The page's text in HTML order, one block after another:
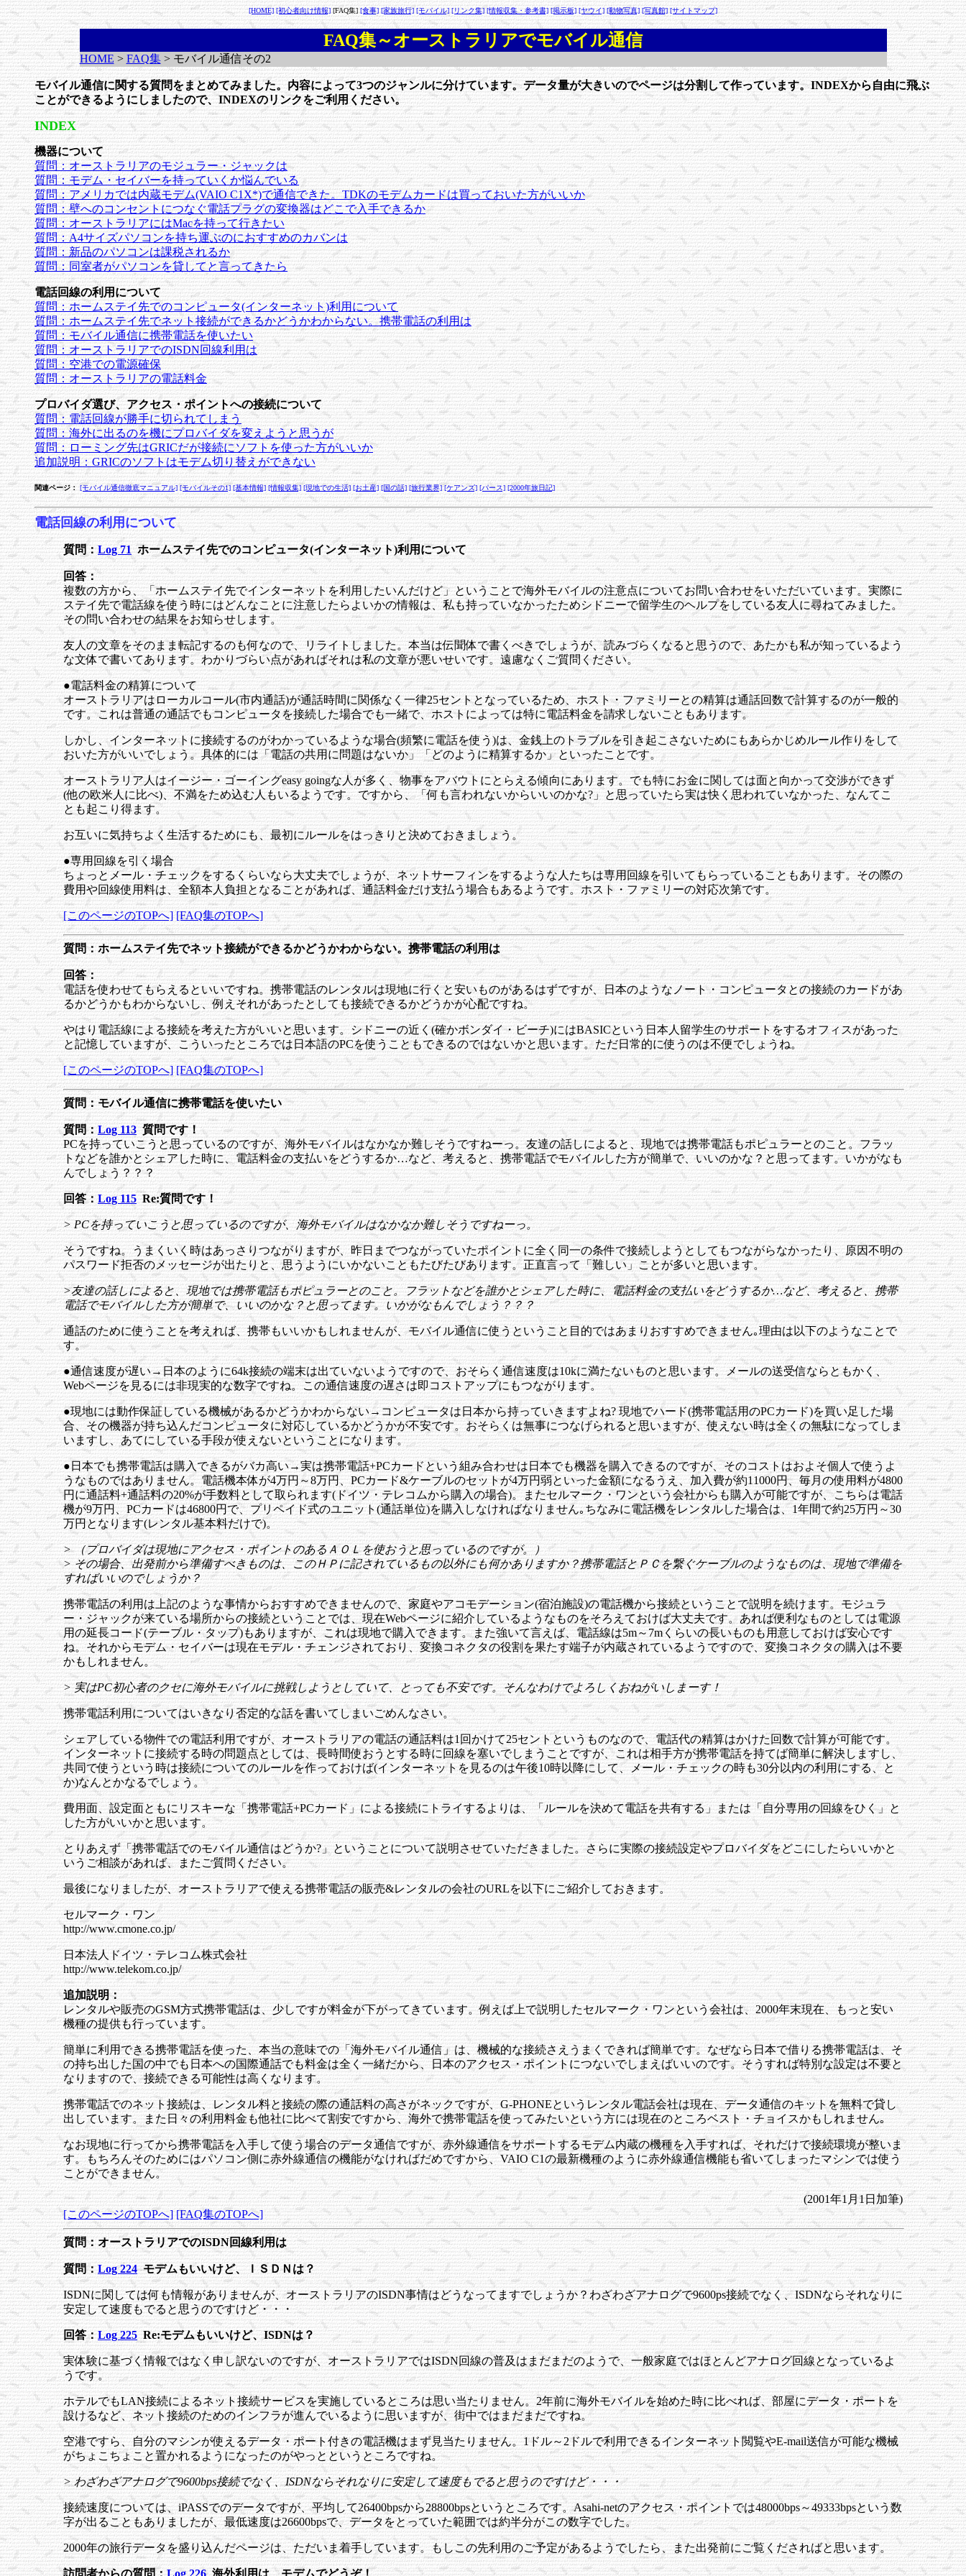
[HOME] [初心者向け情報] [FAQ集][食事] [家族旅行] [モバイル] [リンク集] [情報収集・参考書] [掲示板] [ヤウイ] [動物写真] [写真館] [サイトマップ]
FAQ集～オーストラリアでモバイル通信
HOME > FAQ集> モバイル通信その2
モバイル通信に関する質問をまとめてみました。内容によって3つのジャンルに分けています。データ量が大きいのでページは分割して作っています。INDEXから自由に飛ぶ
ことができるようにしましたので、INDEXのリンクをご利用ください。
INDEX
機器について
質問：オーストラリアのモジュラー・ジャックは
質問：モデム・セイバーを持っていくか悩んでいる
質問：アメリカでは内蔵モデム(VAIO C1X*)で通信できた。TDKのモデムカードは買っておいた方がいいか
質問：壁へのコンセントにつなぐ電話プラグの変換器はどこで入手できるか
質問：オーストラリアにはMacを持って行きたい
質問：A4サイズパソコンを持ち運ぶのにおすすめのカバンは
質問：新品のパソコンは課税されるか
質問：同室者がパソコンを貸してと言ってきたら
電話回線の利用について
質問：ホームステイ先でのコンピュータ(インターネット)利用について
質問：ホームステイ先でネット接続ができるかどうかわからない。携帯電話の利用は
質問：モバイル通信に携帯電話を使いたい
質問：オーストラリアでのISDN回線利用は
質問：空港での電源確保
質問：オーストラリアの電話料金
プロバイダ選び、アクセス・ポイントへの接続について
質問：電話回線が勝手に切られてしまう
質問：海外に出るのを機にプロバイダを変えようと思うが
質問：ローミング先はGRICだが接続にソフトを使った方がいいか
追加説明：GRICのソフトはモデム切り替えができない
関連ページ： [モバイル通信徹底マニュアル] [モバイルその1] [基本情報] [情報収集] [現地での生活] [お土産] [国の話] [旅行業界] [ケアンズ] [パース] [2000年旅日記]
電話回線の利用について
質問：Log 71ホームステイ先でのコンピュータ(インターネット)利用について
回答：
複数の方から、「ホームステイ先でインターネットを利用したいんだけど」ということで海外モバイルの注意点についてお問い合わせをいただいています。実際に
ステイ先で電話線を使う時にはどんなことに注意したらよいかの情報は、私も持っていなかったためシドニーで留学生のヘルプをしている友人に尋ねてみました。
その問い合わせの結果をお知らせします。
友人の文章をそのまま転記するのも何なので、リライトしました。本当は伝聞体で書くべきでしょうが、読みづらくなると思うので、あたかも私が知っているよう
な文体で書いてあります。わかりづらい点があればそれは私の文章が悪いせいです。遠慮なくご質問ください。
●電話料金の精算について
オーストラリアはローカルコール(市内通話)が通話時間に関係なく一律25セントとなっているため、ホスト・ファミリーとの精算は通話回数で計算するのが一般的
です。これは普通の通話でもコンピュータを接続した場合でも一緒で、ホストによっては特に電話料金を請求しないこともあります。
しかし、インターネットに接続するのがわかっているような場合(頻繁に電話を使う)は、金銭上のトラブルを引き起こさないためにもあらかじめルール作りをして
おいた方がいいでしょう。具体的には「電話の共用に問題はないか」「どのように精算するか」といったことです。
オーストラリア人はイージー・ゴーイングeasy goingな人が多く、物事をアバウトにとらえる傾向にあります。でも特にお金に関しては面と向かって交渉ができず
(他の欧米人に比べ)、不満をため込む人もいるようです。ですから、「何も言われないからいいのかな?」と思っていたら実は快く思われていなかった、なんてこ
とも起こり得ます。
お互いに気持ちよく生活するためにも、最初にルールをはっきりと決めておきましょう。
●専用回線を引く場合
ちょっとメール・チェックをするくらいなら大丈夫でしょうが、ネットサーフィンをするような人たちは専用回線を引いてもらっていることもあります。その際の
費用や回線使用料は、全額本人負担となることがあれば、通話料金だけ支払う場合もあるようです。ホスト・ファミリーの対応次第です。
[このページのTOPへ] [FAQ集のTOPへ]
質問：ホームステイ先でネット接続ができるかどうかわからない。携帯電話の利用は
回答：
電話を使わせてもらえるといいですね。携帯電話のレンタルは現地に行くと安いものがあるはずですが、日本のようなノート・コンピュータとの接続のカードがあ
るかどうかもわからないし、例えそれがあったとしても接続できるかどうかが心配ですね。
やはり電話線による接続を考えた方がいいと思います。シドニーの近く(確かボンダイ・ビーチ)にはBASICという日本人留学生のサポートをするオフィスがあった
と記憶していますが、こういったところでは日本語のPCを使うこともできるのではないかと思います。ただ日常的に使うのは不便でしょうね。
[このページのTOPへ] [FAQ集のTOPへ]
質問：モバイル通信に携帯電話を使いたい
質問： Log 113 質問です！
PCを持っていこうと思っているのですが、海外モバイルはなかなか難しそうですねーっ。友達の話しによると、現地では携帯電話もポピュラーとのこと。フラッ
トなどを誰かとシェアした時に、電話料金の支払いをどうするか…など、考えると、携帯電話でモバイルした方が簡単で、いいのかな？と思ってます。いかがなも
んでしょう？？？
回答： Log 115 Re:質問です！
> PCを持っていこうと思っているのですが、海外モバイルはなかなか難しそうですねーっ。
そうですね。うまくいく時はあっさりつながりますが、昨日までつながっていたポイントに全く同一の条件で接続しようとしてもつながらなかったり、原因不明の
パスワード拒否のメッセージが出たりと、思うようにいかないこともたびたびあります。正直言って「難しい」ことが多いと思います。
>友達の話しによると、現地では携帯電話もポピュラーとのこと。フラットなどを誰かとシェアした時に、電話料金の支払いをどうするか…など、考えると、携帯
電話でモバイルした方が簡単で、いいのかな？と思ってます。いかがなもんでしょう？？？
通話のために使うことを考えれば、携帯もいいかもしれませんが、モバイル通信に使うということ目的ではあまりおすすめできません｡理由は以下のようなことで
す。
●通信速度が遅い→日本のように64k接続の端末は出ていないようですので、おそらく通信速度は10kに満たないものと思います。メールの送受信ならともかく、
Webページを見るには非現実的な数字ですね。この通信速度の遅さは即コストアップにもつながります。
●現地には動作保証している機械があるかどうかわからない→コンピュータは日本から持っていきますよね? 現地でハード(携帯電話用のPCカード)を買い足した場
合、その機器が持ち込んだコンピュータに対応しているかどうかが不安です。おそらくは無事につなげられると思いますが、使えない時は全くの無駄になってしま
いますし、あてにしている手段が使えないということになります。
●日本でも携帯電話は購入できるがバカ高い→実は携帯電話+PCカードという組み合わせは日本でも機器を購入できるのですが、そのコストはおよそ個人で使うよ
うなものではありません。電話機本体が4万円～8万円、PCカード&ケーブルのセットが4万円弱といった金額になるうえ、加入費が約11000円、毎月の使用料が4800
円に通話料+通話料の20%が手数料として取られます(ドイツ・テレコムから購入の場合)。またセルマーク・ワンという会社からも購入が可能ですが、こちらは電話
機が9万円、PCカードは46800円で、プリペイド式のユニット(通話単位)を購入しなければなりません｡ちなみに電話機をレンタルした場合は、1年間で約25万円～30
万円となります(レンタル基本料だけで)。
> （プロバイダは現地にアクセス・ポイントのあるＡＯＬを使おうと思っているのですが。）
> その場合、出発前から準備すべきものは、このＨＰに記されているもの以外にも何かありますか？携帯電話とＰＣを繋ぐケーブルのようなものは、現地で準備を
すればいいのでしょうか？
携帯電話の利用は上記のような事情からおすすめできませんので、家庭やアコモデーション(宿泊施設)の電話機から接続ということで説明を続けます。モジュラ
ー・ジャックが来ている場所からの接続ということでは、現在Webページに紹介しているようなものをそろえておけば大丈夫です。あれば便利なものとしては電源
用の延長コード(テーブル・タップ)もありますが、これは現地で購入できます。また強いて言えば、電話線は5m～7mくらいの長いものも用意しておけば安心です
ね。それからモデム・セイバーは現在モデル・チェンジされており、変換コネクタの役割を果たす端子が内蔵されているようですので、変換コネクタの購入は不要
かもしれません。
> 実はPC初心者のクセに海外モバイルに挑戦しようとしていて、とっても不安です。そんなわけでよろしくおねがいしまーす！
携帯電話利用についてはいきなり否定的な話を書いてしまいごめんなさい。
シェアしている物件での電話利用ですが、オーストラリアの電話の通話料は1回かけて25セントというものなので、電話代の精算はかけた回数で計算が可能です。
インターネットに接続する時の問題点としては、長時間使おうとする時に回線を塞いでしまうことですが、これは相手方が携帯電話を持てば簡単に解決しますし、
共同で使うという時は接続についてのルールを作っておけば(インターネットを見るのは午後10時以降にして、メール・チェックの時も30分以内の利用にする、と
か)なんとかなるでしょう。
費用面、設定面ともにリスキーな「携帯電話+PCカード」による接続にトライするよりは、「ルールを決めて電話を共有する」または「自分専用の回線をひく」と
した方がいいかと思います。
とりあえず「携帯電話でのモバイル通信はどうか?」ということについて説明させていただきました。さらに実際の接続設定やプロバイダをどこにしたらいいかと
いうご相談があれば、またご質問ください。
最後になりましたが、オーストラリアで使える携帯電話の販売&レンタルの会社のURLを以下にご紹介しておきます。
セルマーク・ワン
http://www.cmone.co.jp/
日本法人ドイツ・テレコム株式会社
http://www.telekom.co.jp/
追加説明：
レンタルや販売のGSM方式携帯電話は、少しですが料金が下がってきています。例えば上で説明したセルマーク・ワンという会社は、2000年末現在、もっと安い
機種の提供も行っています。
簡単に利用できる携帯電話を使った、本当の意味での「海外モバイル通信」は、機械的な接続さえうまくできれば簡単です。なぜなら日本で借りる携帯電話は、そ
の持ち出した国の中でも日本への国際通話でも料金は全く一緒だから、日本のアクセス・ポイントにつないでしまえばいいのです。そうすれば特別な設定は不要と
なりますので、接続できる可能性は高くなります。
携帯電話でのネット接続は、レンタル料と接続の際の通話料の高さがネックですが、G-PHONEというレンタル電話会社は現在、データ通信のキットを無料で貸し
出しています。また日々の利用料金も他社に比べて割安ですから、海外で携帯電話を使ってみたいという方には現在のところベスト・チョイスかもしれません｡
なお現地に行ってから携帯電話を入手して使う場合のデータ通信ですが、赤外線通信をサポートするモデム内蔵の機種を入手すれば、それだけで接続環境が整いま
す。もちろんそのためにはパソコン側に赤外線通信の機能がなければだめですから、VAIO C1の最新機種のように赤外線通信機能も省いてしまったマシンでは使う
ことができません。
(2001年1月1日加筆)
[このページのTOPへ] [FAQ集のTOPへ]
質問：オーストラリアでのISDN回線利用は
質問：Log 224モデムもいいけど、ＩＳＤＮは？
ISDNに関しては何も情報がありませんが、オーストラリアのISDN事情はどうなってますでしょうか？わざわざアナログで9600ps接続でなく、ISDNならそれなりに
安定して速度もでると思うのですけど・・・
回答：Log 225Re:モデムもいいけど、ISDNは？
実体験に基づく情報ではなく申し訳ないのですが、オーストラリアではISDN回線の普及はまだまだのようで、一般家庭ではほとんどアナログ回線となっているよ
うです。
ホテルでもLAN接続によるネット接続サービスを実施しているところは思い当たりません。2年前に海外モバイルを始めた時に比べれば、部屋にデータ・ポートを
設けるなど、ネット接続のためのインフラが進んでいるように思いますが、街中ではまだまだですね。
空港ですら、自分のマシンが使えるデータ・ポート付きの電話機はまず見当たりません。1ドル～2ドルで利用できるインターネット閲覧やE-mail送信が可能な機械
がちょこちょこと置かれるようになったのがやっとというところですね。
> わざわざアナログで9600bps接続でなく、ISDNならそれなりに安定して速度もでると思うのですけど・・・
接続速度については、iPASSでのデータですが、平均して26400bpsから28800bpsというところです。Asahi-netのアクセス・ポイントでは48000bps～49333bpsという数
字が出ることもありましたが、最低速度は26600bpsで、データをとっていた範囲では約半分がこの数字でした。
2000年の旅行データを盛り込んだページは、ただいま着手しています。もしこの先利用のご予定があるようでしたら、また出発前にご覧くださればと思います。
訪問者からの質問：Log 226海外利用は、モデムでどうぞ！